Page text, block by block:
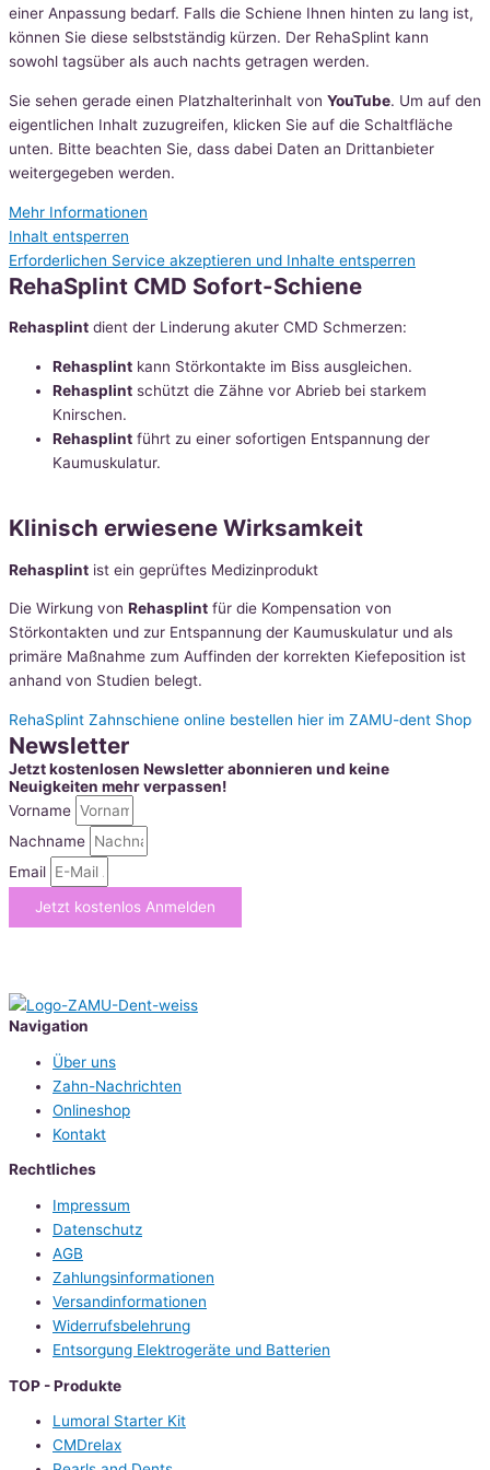
einer Anpassung bedarf. Falls die Schiene Ihnen hinten zu lang ist,
können Sie diese selbstständig kürzen. Der RehaSplint kann
sowohl tagsüber als auch nachts getragen werden.
Sie sehen gerade einen Platzhalterinhalt von YouTube. Um auf den
eigentlichen Inhalt zuzugreifen, klicken Sie auf die Schaltfläche
unten. Bitte beachten Sie, dass dabei Daten an Drittanbieter
weitergegeben werden.
Mehr Informationen
Inhalt entsperren
Erforderlichen Service akzeptieren und Inhalte entsperren
RehaSplint CMD Sofort-Schiene
Rehasplint dient der Linderung akuter CMD Schmerzen:
Rehasplint kann Störkontakte im Biss ausgleichen.
Rehasplint schützt die Zähne vor Abrieb bei starkem
Knirschen.
Rehasplint führt zu einer sofortigen Entspannung der
Kaumuskulatur.
Klinisch erwiesene Wirksamkeit
Rehasplint ist ein geprüftes Medizinprodukt
Die Wirkung von Rehasplint für die Kompensation von
Störkontakten und zur Entspannung der Kaumuskulatur und als
primäre Maßnahme zum Auffinden der korrekten Kiefeposition ist
anhand von Studien belegt.
RehaSplint Zahnschiene online bestellen hier im ZAMU-dent Shop
Newsletter
Jetzt kostenlosen Newsletter abonnieren und keine
Neuigkeiten mehr verpassen!
Vorname
Nachname
Email
Jetzt kostenlos Anmelden
Navigation
Über uns
Zahn-Nachrichten
Onlineshop
Kontakt
Rechtliches
Impressum
Datenschutz
AGB
Zahlungsinformationen
Versandinformationen
Widerrufsbelehrung
Entsorgung Elektrogeräte und Batterien
TOP - Produkte
Lumoral Starter Kit
CMDrelax